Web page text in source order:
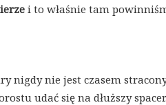
i to właśnie tam
nigdy nie jest czasem
udać się na dłuższy